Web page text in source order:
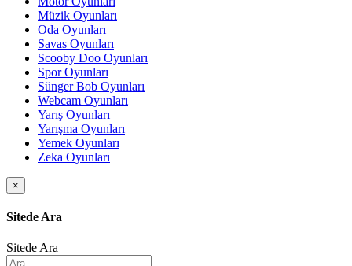
Müzik Oyunları
Oda Oyunları
Savas Oyunları
Scooby Doo Oyunları
Spor Oyunları
Sünger Bob Oyunları
Webcam Oyunları
Yarış Oyunları
Yarışma Oyunları
Yemek Oyunları
Zeka Oyunları
×
Sitede Ara
Sitede Ara